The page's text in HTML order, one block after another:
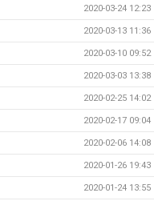
2020-03-24 12:23
2020-03-13 11:36
2020-03-10 09:52
2020-03-03 13:38
2020-02-25 14:02
2020-02-17 09:04
2020-02-06 14:08
2020-01-26 19:43
2020-01-24 13:55